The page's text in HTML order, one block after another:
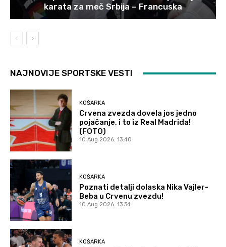
karata za meč Srbija – Francuska
NAJNOVIJE SPORTSKE VESTI
KOŠARKA
Crvena zvezda dovela jos jedno
pojačanje, i to iz Real Madrida!
(FOTO)
10 Aug 2026. 13:40
KOŠARKA
Poznati detalji dolaska Nika Vajler-
Beba u Crvenu zvezdu!
10 Aug 2026. 13:34
KOŠARKA